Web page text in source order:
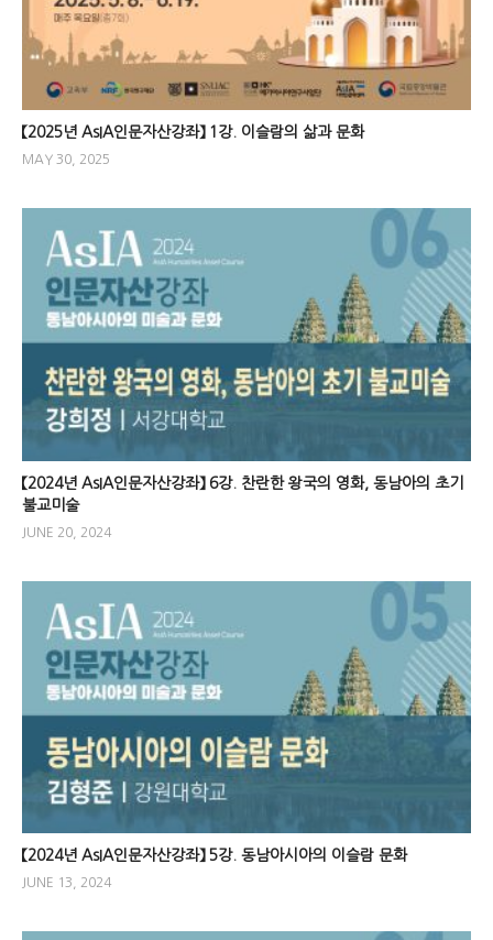
【2025년 AsIA인문자산강좌】 1강. 이슬람의 삶과 문화
MAY 30, 2025
【2024년 AsIA인문자산강좌】 6강. 찬란한 왕국의 영화, 동남아의 초기
불교미술
JUNE 20, 2024
【2024년 AsIA인문자산강좌】 5강. 동남아시아의 이슬람 문화
JUNE 13, 2024